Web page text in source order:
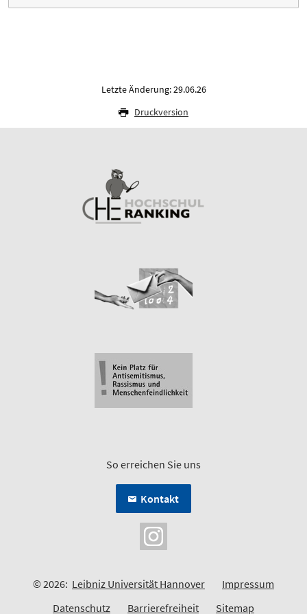
Letzte Änderung: 29.06.26
Druckversion
So erreichen Sie uns
Kontakt
© 2026: Leibniz Universität Hannover
Impressum
Datenschutz
Barrierefreiheit Sitemap